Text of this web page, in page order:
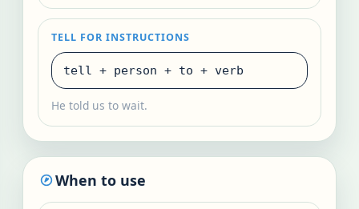
TELL FOR INSTRUCTIONS
tell + person + to + verb
He told us to wait.
When to use